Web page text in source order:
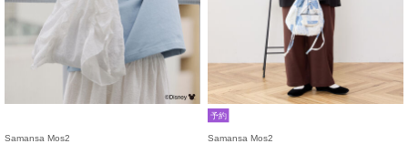
Samansa Mos2
予約
Samansa Mos2